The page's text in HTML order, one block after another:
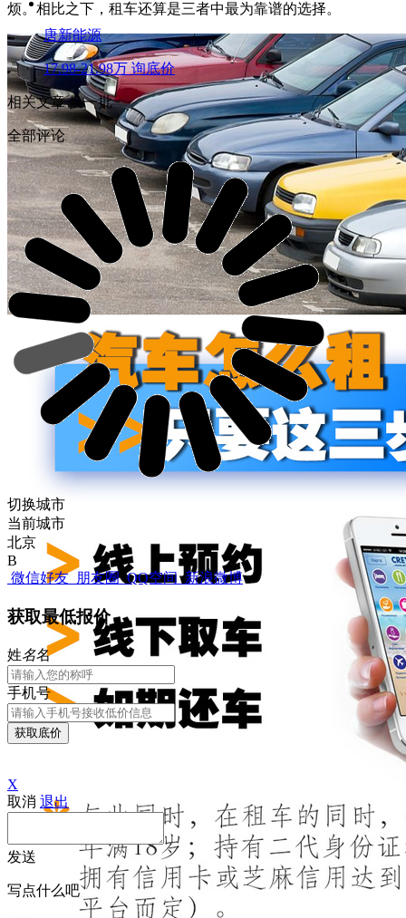
烦。相比之下，租车还算是三者中最为靠谱的选择。
唐新能源
17.98-21.98万 询底价
相关文章换一批
全部评论
切换城市
当前城市
北京
B
微信好友 朋友圈 QQ空间 新浪微博
获取最低报价
姓名名
手机号
获取底价
X
取消 退出
发送
写点什么吧